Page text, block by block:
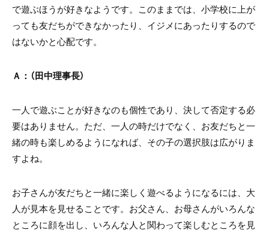
で遊ぶほうが好きなようです。このままでは、小学校に上が
っても友だちができなかったり、イジメにあったりするので
はないかと心配です。
Ａ：（田中理事長）
一人で遊ぶことが好きなのも個性であり、決して否定する必
要はありません。ただ、一人の時だけでなく、お友だちと一
緒の時も楽しめるようになれば、その子の選択肢は広がりま
すよね。
お子さんが友だちと一緒に楽しく遊べるようになるには、大
人が見本を見せることです。お父さん、お母さんがいろんな
ところに顔を出し、いろんな人と関わって楽しむところを見